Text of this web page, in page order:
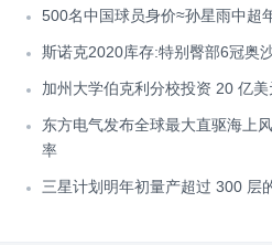
500名中国球员身价≈孙星雨中超
斯诺克2020库存:特别臀部6冠奥
加州大学伯克利分校投资 20 亿美
东方电气发布全球最大直驱海上
率
三星计划明年初量产超过 300 层